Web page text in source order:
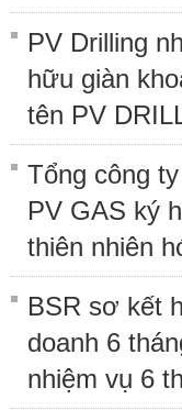
PV Drilling
hữu giàn
tên PV
Tổng công
PV GAS ký
thiên nhiên
BSR sơ kết
doanh 6
nhiệm vụ 6